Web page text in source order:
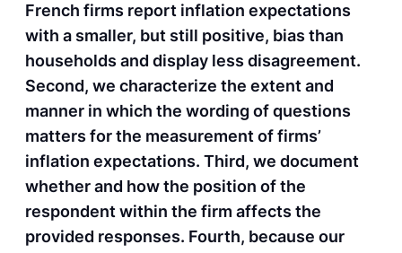
French firms report inflation expectations
with a smaller, but still positive, bias than
households and display less disagreement.
Second, we characterize the extent and
manner in which the wording of questions
matters for the measurement of firms’
inflation expectations. Third, we document
whether and how the position of the
respondent within the firm affects the
provided responses. Fourth, because our